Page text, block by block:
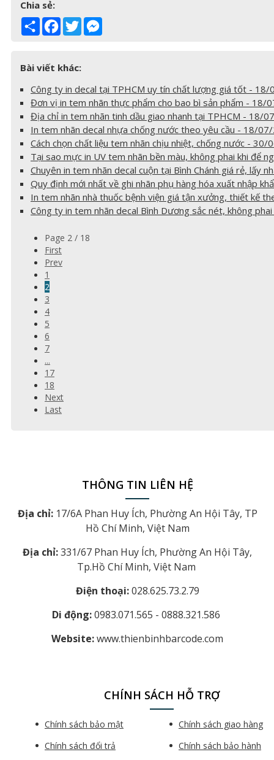
Chia sẻ:
ShareFacebook
Twitter
Bài viết khác:
Công ty in decal tại TPHCM uy tín chất lượng giá tốt -
Đơn vị in tem nhãn thực phẩm cho bao bì sản phẩm - 18/
Địa chỉ in tem nhãn tinh dầu giao nhanh tại TPHCM - 18/
In tem nhãn decal nhựa chống nước theo yêu cầu - 18/
Cách chọn chất liệu tem nhãn chịu nhiệt, chống nước - 30/
Tại sao mực in UV tem nhãn bền màu, không phai khi để
Chuyên in tem nhãn decal cuộn tại Bình Chánh giá rẻ, lấy
Quy định mới nhất về ghi nhãn phụ hàng hóa xuất nhập
In tem nhãn nhà thuốc bệnh viện giá tận xưởng, thiết kế
Công ty in tem nhãn decal Bình Dương sắc nét, không
Page 2 / 18
First
Prev
1
2
3
4
5
6
7
...
17
18
Next
Last
THÔNG TIN LIÊN HỆ
Địa chỉ: 17/6A Phan Huy Ích, Phường An Hội Tây, TP
Hồ Chí Minh, Việt Nam
Địa chỉ:331/67 Phan Huy Ích, Phường An Hội Tây,
Tp.Hồ Chí Minh, Việt Nam
Điện thoại:028.625.73.2.79
Di động:0983.071.565 - 0888.321.586
Website:www.thienbinhbarcode.com
CHÍNH SÁCH HỖ TRỢ
Chính sách bảo mật
Chính sách giao hàng
Chính sách đổi trả
Chính sách bảo hành